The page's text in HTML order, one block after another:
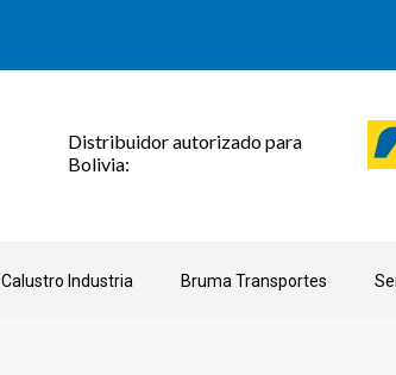
Distribuidor autorizado para
Bolivia:
Calustro Industria Bruma Transportes